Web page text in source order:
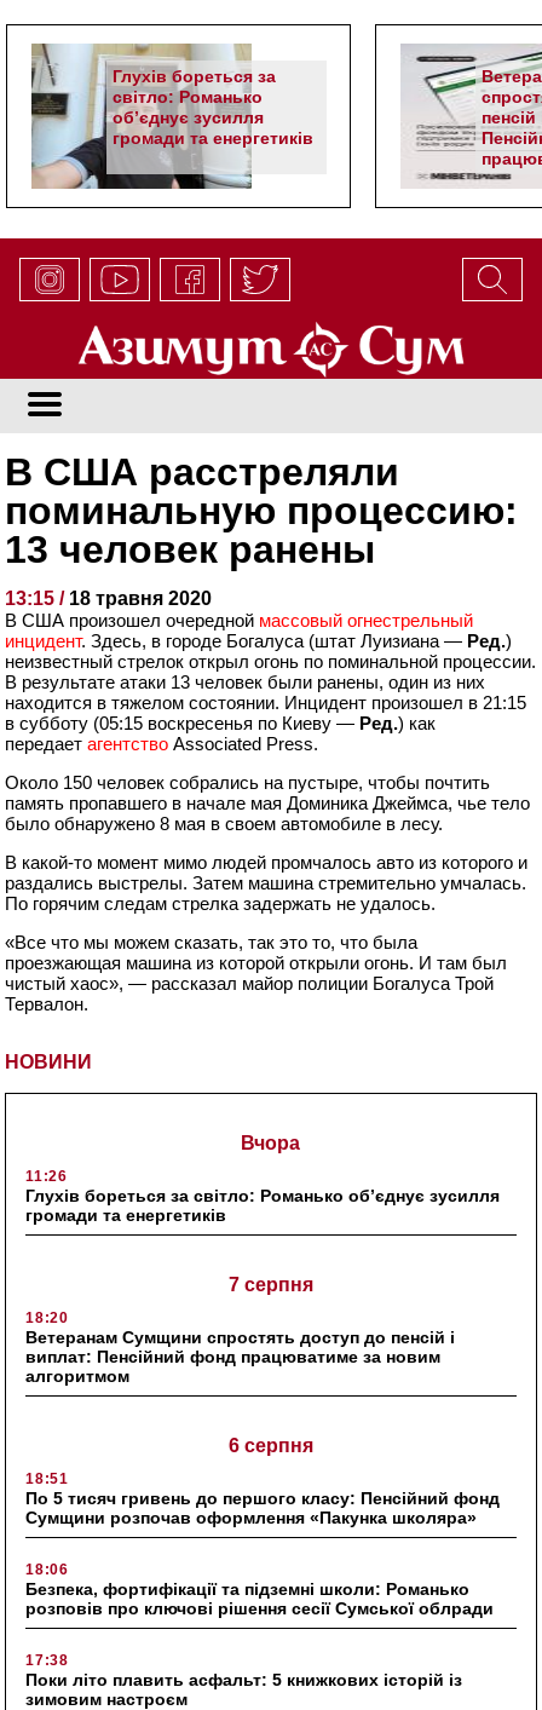
Глухів бореться за
світло: Романько
об’єднує зусилля
громади та енергетиків
НОВИНИ
Вчора
11:26
Глухів бореться за світло: Романько об’єднує зусилля
громади та енергетиків
7 серпня
18:20
Ветеранам Сумщини спростять доступ до пенсій і
виплат: Пенсійний фонд працюватиме за новим
алгоритмом
6 серпня
18:51
По 5 тисяч гривень до першого класу: Пенсійний фонд
Сумщини розпочав оформлення «Пакунка школяра»
18:06
Безпека, фортифікації та підземні школи: Романько
розповів про ключові рішення сесії Сумської облради
17:38
Поки літо плавить асфальт: 5 книжкових історій із
зимовим настроєм
В США расстреляли
поминальную процессию:
13 человек ранены
13:15 / 18 травня 2020
В США произошел очередной массовый огнестрельный
инцидент. Здесь, в городе Богалуса (штат Луизиана — Ред.)
неизвестный стрелок открыл огонь по поминальной процессии.
В результате атаки 13 человек были ранены, один из них
находится в тяжелом состоянии. Инцидент произошел в 21:15
в субботу (05:15 воскресенья по Киеву — Ред.) как
передаетагентство Associated Press.
Около 150 человек собрались на пустыре, чтобы почтить
память пропавшего в начале мая Доминика Джеймса, чье тело
было обнаружено 8 мая в своем автомобиле в лесу.
В какой-то момент мимо людей промчалось авто из которого и
раздались выстрелы. Затем машина стремительно умчалась.
По горячим следам стрелка задержать не удалось.
«Все что мы можем сказать, так это то, что была
проезжающая машина из которой открыли огонь. И там был
чистый хаос», — рассказал майор полиции Богалуса Трой
Тервалон.